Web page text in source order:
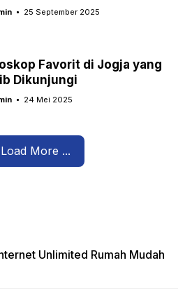
untuk Industri Perpipaan
25 September 2025
Favorit di Jogja yang
Dikunjungi
24 Mei 2025
Load More ...
Unlimited Rumah Mudah